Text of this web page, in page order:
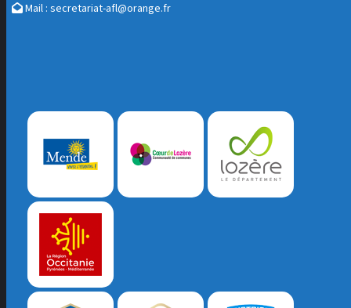
Mail : secretariat-afl@orange.fr